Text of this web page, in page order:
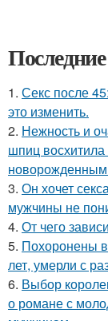
1. Секс после
это изменить.
2. Нежность и
шпиц восхитила
3. Он хочет
мужчины не
4. От чего
5. Похоронены
лет, умерли с
6. Выбор
о романе с